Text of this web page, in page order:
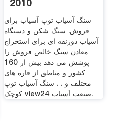
2010
سنگ آسیاب توپ آسیاب برای
فروش. سنگ شکن و دستگاه
آسیاب ذوزنقه ای برای استخراج
معادن سنگ خالص فروش را
پوشش می دهد بیش از 160
کشور و مناطق از قاره های
مختلف و . . سنگ آسیاب توپ
کوچک view24 صنعت آسیاب.